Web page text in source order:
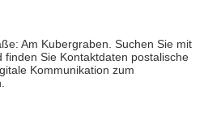
Am Kubergraben. Suchen Sie mit
finden Sie Kontaktdaten postalische
Kommunikation zum